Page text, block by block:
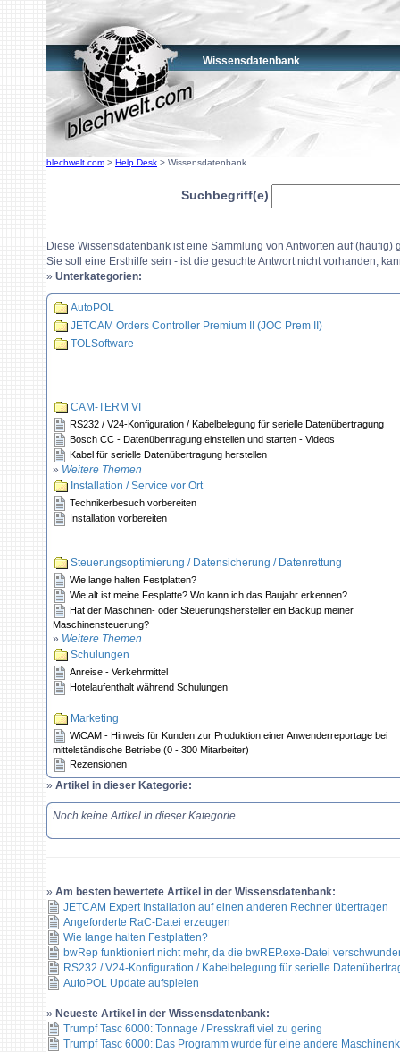
Wissensdatenbank
blechwelt.com > Help Desk > Wissensdatenbank
Suchbegriff(e)
Diese Wissensdatenbank ist eine Sammlung von Antworten auf (häufig)
Sie soll eine Ersthilfe sein - ist die gesuchte Antwort nicht vorhanden,
» Unterkategorien:
AutoPOL
JETCAM Orders Controller Premium II (JOC Prem II)
TOLSoftware
CAM-TERM VI
RS232 / V24-Konfiguration / Kabelbelegung für serielle Datenübertragung
Bosch CC - Datenübertragung einstellen und starten - Videos
Kabel für serielle Datenübertragung herstellen
» Weitere Themen
Installation / Service vor Ort
Technikerbesuch vorbereiten
Installation vorbereiten
Steuerungsoptimierung / Datensicherung / Datenrettung
Wie lange halten Festplatten?
Wie alt ist meine Fesplatte? Wo kann ich das Baujahr erkennen?
Hat der Maschinen- oder Steuerungshersteller ein Backup meiner
Maschinensteuerung?
» Weitere Themen
Schulungen
Anreise - Verkehrmittel
Hotelaufenthalt während Schulungen
Marketing
WiCAM - Hinweis für Kunden zur Produktion einer Anwenderreportage bei
mittelständische Betriebe (0 - 300 Mitarbeiter)
Rezensionen
» Artikel in dieser Kategorie:
Noch keine Artikel in dieser Kategorie
» Am besten bewertete Artikel in der Wissensdatenbank:
JETCAM Expert Installation auf einen anderen Rechner übertragen
Angeforderte RaC-Datei erzeugen
Wie lange halten Festplatten?
bwRep funktioniert nicht mehr, da die bwREP.exe-Datei
RS232 / V24-Konfiguration / Kabelbelegung für serielle
AutoPOL Update aufspielen
» Neueste Artikel in der Wissensdatenbank:
Trumpf Tasc 6000: Tonnage / Presskraft viel zu gering
Trumpf Tasc 6000: Das Programm wurde für eine andere